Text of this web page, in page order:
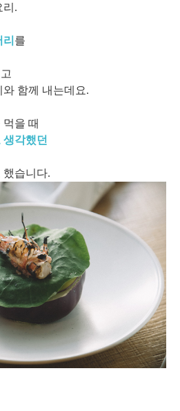
리.
를
함께 내는데요.
을 때
각했던
했습니다.